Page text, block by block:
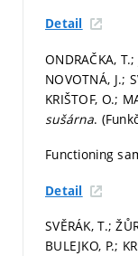
Detail
ONDRAČKA,
NOVOTNÁ, J.;
KRIŠTOF, O.;
sušárna.
Functioning
Detail
SVĚRÁK, T.;
BULEJKO, P.;